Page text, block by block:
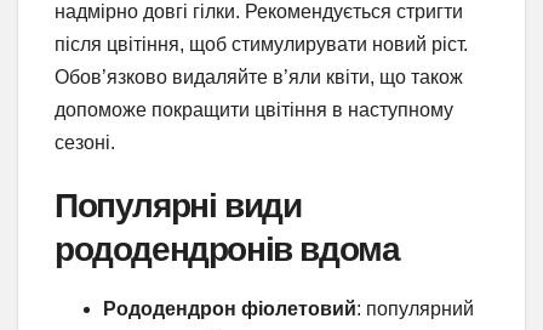
надмірно довгі гілки. Рекомендується стригти
після цвітіння, щоб стимулирувати новий ріст.
Обов’язково видаляйте в’яли квіти, що також
допоможе покращити цвітіння в наступному
сезоні.
Популярні види
рододендронів вдома
Рододендрон фіолетовий: популярний